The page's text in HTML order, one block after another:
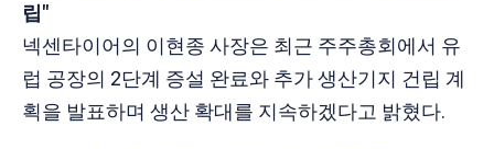
립"
넥센타이어의 이현종 사장은 최근 주주총회에서 유
럽 공장의 2단계 증설 완료와 추가 생산기지 건립 계
획을 발표하며 생산 확대를 지속하겠다고 밝혔다.